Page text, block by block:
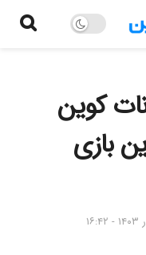
کوین
بازی‌